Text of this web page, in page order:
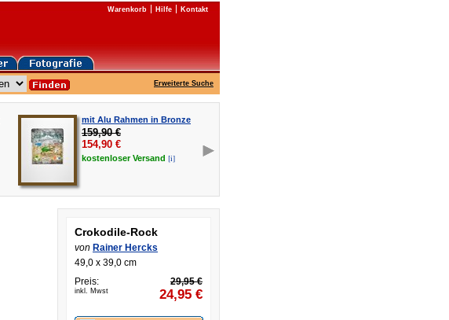
Warenkorb Hilfe Kontakt
Erweiterte Suche
mit Alu Rahmen in Bronze
159,90 €
154,90 €
kostenloserVersand [i]
Crokodile-Rock
von Rainer Hercks
49,0 x 39,0 cm
Preis:
inkl. Mwst
29,95 €
24,95 €